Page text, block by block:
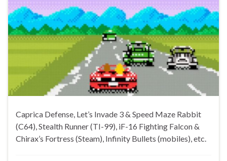
Caprica Defense, Let’s Invade 3 & Speed Maze Rabbit
(C64), Stealth Runner (TI-99), iF-16 Fighting Falcon &
Chirax’s Fortress (Steam), Infinity Bullets (mobiles), etc.